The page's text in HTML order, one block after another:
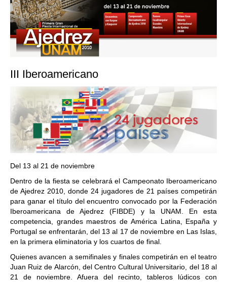
III Iberoamericano
Del 13 al 21 de noviembre
Dentro de la fiesta se celebrará el Campeonato Iberoamericano
de Ajedrez 2010, donde 24 jugadores de 21 países competirán
para ganar el título del encuentro convocado por la Federación
Iberoamericana de Ajedrez (FIBDE) y la UNAM. En esta
competencia, grandes maestros de América Latina, España y
Portugal se enfrentarán, del 13 al 17 de noviembre en Las Islas,
en la primera eliminatoria y los cuartos de final.
Quienes avancen a semifinales y finales competirán en el teatro
Juan Ruiz de Alarcón, del Centro Cultural Universitario, del 18 al
21 de noviembre. Afuera del recinto, tableros lúdicos con